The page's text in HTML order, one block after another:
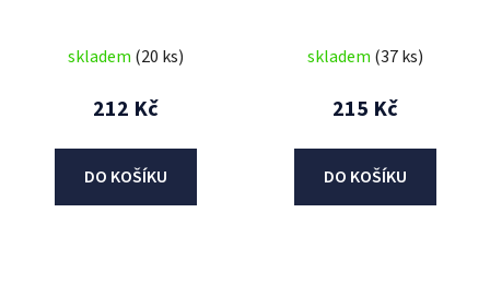
skladem (20 ks)
212 Kč
DO KOŠÍKU
skladem (37 ks)
215 Kč
DO KOŠÍKU